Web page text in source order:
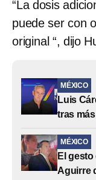
“La dosis
puede ser con
original “, dijo
MÉXICO
Luis
tras
MÉXICO
El
Aguirre